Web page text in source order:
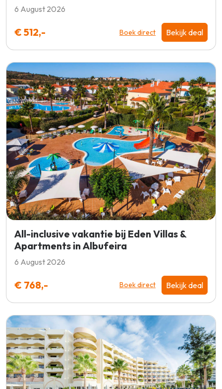
6 August 2026
€ 512,- Boek direct Bekijk deal
All-inclusive vakantie bij Eden Villas &
Apartments in Albufeira
6 August 2026
€ 768,- Boek direct Bekijk deal